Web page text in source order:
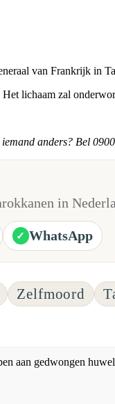
van Frankrijk in
lichaam zal
anders? Bel
in
✓ WhatsApp
Zelfmoord